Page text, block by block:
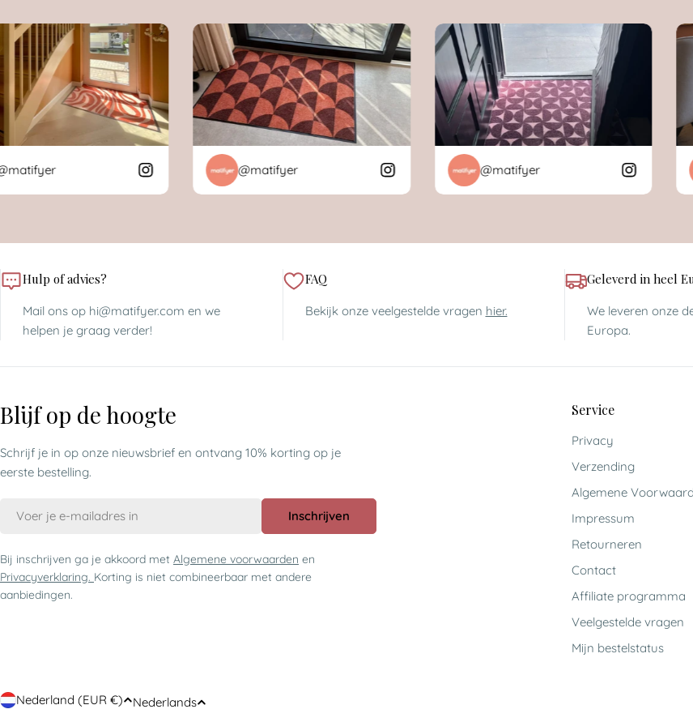
@matifyer @matifyer
Hulp of advies?
Mail ons op hi@matifyer.com en we
helpen je graag verder!
FAQ
Bekijk onze veelgestelde vragen hier.
Geleverd in heel
We leveren onze
Europa.
Blijf op de hoogte
Schrijf je in op onze nieuwsbrief en ontvang 10% korting op je
eerste bestelling.
Inschrijven
Bij inschrijven ga je akkoord met Algemene voorwaarden en
Privacyverklaring. Korting is niet combineerbaar met andere
aanbiedingen.
Service
Privacy
Verzending
Algemene
Impressum
Retourneren
Contact
Affiliate programma
Veelgestelde vragen
Mijn bestelstatus
Nederland (EUR €) Nederlands